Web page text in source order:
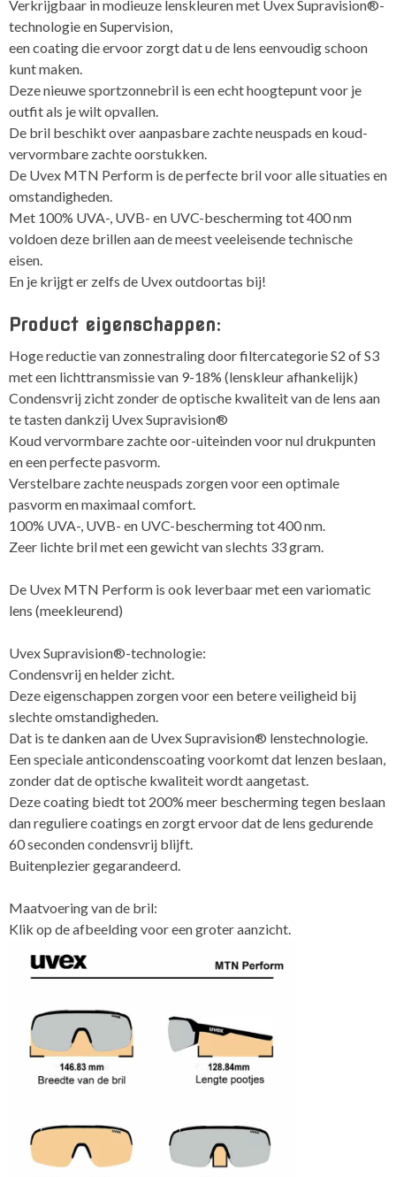
Verkrijgbaar in modieuze lenskleuren met Uvex Supravision®-
technologie en Supervision,
een coating die ervoor zorgt dat u de lens eenvoudig schoon
kunt maken.
Deze nieuwe sportzonnebril is een echt hoogtepunt voor je
outfit als je wilt opvallen.
De bril beschikt over aanpasbare zachte neuspads en koud-
vervormbare zachte oorstukken.
De Uvex MTN Perform is de perfecte bril voor alle situaties en
omstandigheden.
Met 100% UVA-, UVB- en UVC-bescherming tot 400 nm
voldoen deze brillen aan de meest veeleisende technische
eisen.
En je krijgt er zelfs de Uvex outdoortas bij!
Product eigenschappen:
Hoge reductie van zonnestraling door filtercategorie S2 of S3
met een lichttransmissie van 9-18% (lenskleur afhankelijk)
Condensvrij zicht zonder de optische kwaliteit van de lens aan
te tasten dankzij Uvex Supravision®
Koud vervormbare zachte oor-uiteinden voor nul drukpunten
en een perfecte pasvorm.
Verstelbare zachte neuspads zorgen voor een optimale
pasvorm en maximaal comfort.
100% UVA-, UVB- en UVC-bescherming tot 400 nm.
Zeer lichte bril met een gewicht van slechts 33 gram.
De Uvex MTN Perform is ook leverbaar met een variomatic
lens (meekleurend)
Uvex Supravision®-technologie:
Condensvrij en helder zicht.
Deze eigenschappen zorgen voor een betere veiligheid bij
slechte omstandigheden.
Dat is te danken aan de Uvex Supravision® lenstechnologie.
Een speciale anticondenscoating voorkomt dat lenzen beslaan,
zonder dat de optische kwaliteit wordt aangetast.
Deze coating biedt tot 200% meer bescherming tegen beslaan
dan reguliere coatings en zorgt ervoor dat de lens gedurende
60 seconden condensvrij blijft.
Buitenplezier gegarandeerd.
Maatvoering van de bril:
Klik op de afbeelding voor een groter aanzicht.